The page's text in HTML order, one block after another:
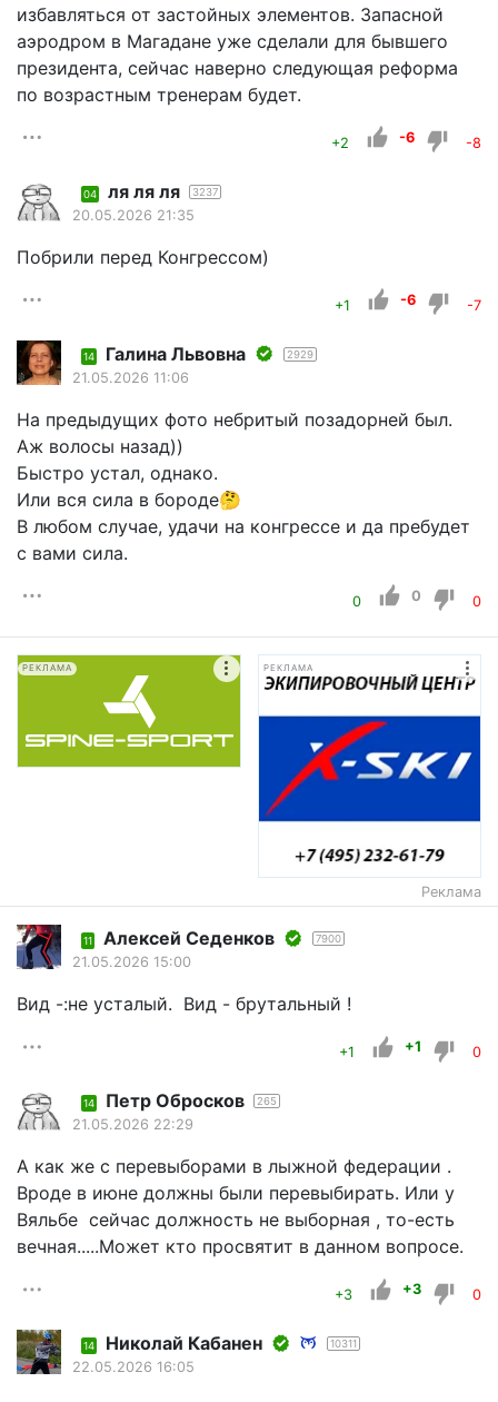
избавляться от застойных элементов. Запасной
аэродром в Магадане уже сделали для бывшего
президента, сейчас наверно следующая реформа
по возрастным тренерам будет.
+2 -6 -8
04 ля ля ля 3237
20.05.2026 21:35
Побрили перед Конгрессом)
+1 -6 -7
14 Галина Львовна 2929
21.05.2026 11:06
На предыдущих фото небритый позадорней был.
Аж волосы назад))
Быстро устал, однако.
Или вся сила в бороде🤔
В любом случае, удачи на конгрессе и да пребудет
с вами сила.
0 0 0
РЕКЛАМА РЕКЛАМА
Реклама
11 Алексей Седенков 7900
21.05.2026 15:00
Вид -:не усталый. Вид - брутальный !
+1 +1 0
14 Петр Обросков 265
21.05.2026 22:29
А как же с перевыборами в лыжной федерации .
Вроде в июне должны были перевыбирать. Или у
Вяльбе сейчас должность не выборная , то-есть
вечная.....Может кто просвятит в данном вопросе.
+3 +3 0
14 Николай Кабанен 10311
22.05.2026 16:05